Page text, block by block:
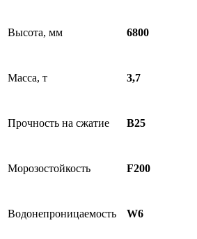
Высота, мм 6800
Масса, т 3,7
Прочность на сжатие В25
Морозостойкость F200
Водонепроницаемость W6